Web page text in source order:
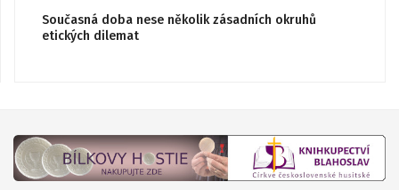
Současná doba nese několik zásadních okruhů
etických dilemat